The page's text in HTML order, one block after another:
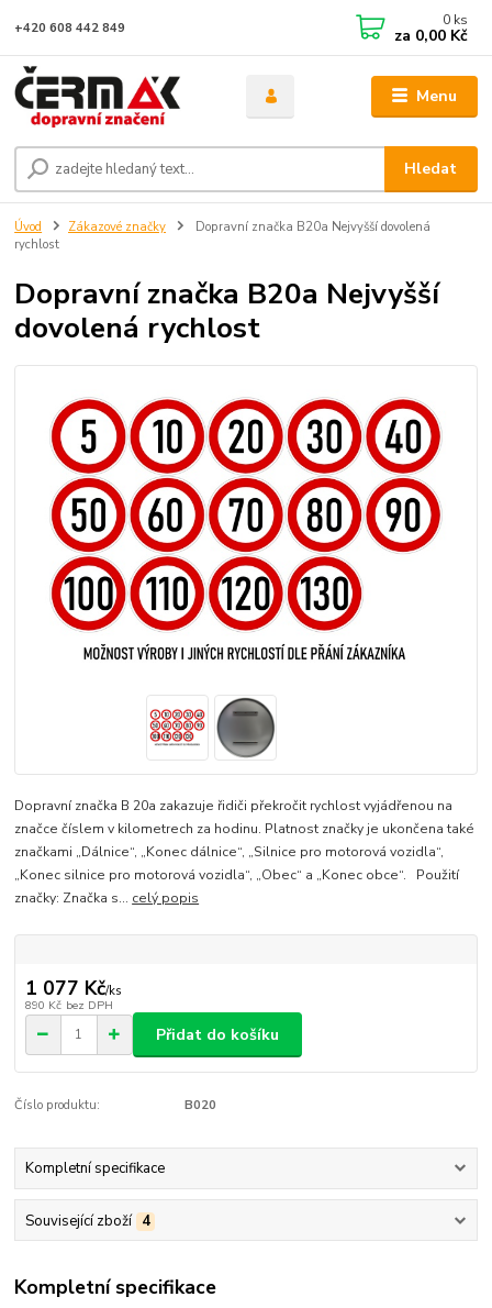
Menu
Hledat
+420 608 442 849 0 ks
za 0,00 Kč
Úvod Zákazové značky
Dopravní značka B20a Nejvyšší dovolená
rychlost
Dopravní značka B20a Nejvyšší
dovolená rychlost
Dopravní značka B 20a zakazuje řidiči překročit rychlost vyjádřenou na
značce číslem v kilometrech za hodinu. Platnost značky je ukončena také
značkami „Dálnice“, „Konec dálnice“, „Silnice pro motorová vozidla“,
„Konec silnice pro motorová vozidla“, „Obec“ a „Konec obce“. Použití
značky: Značka s... celý popis
1 077 Kč/ks
890 Kč bez DPH
Přidat do košíku
Číslo produktu: B020
Kompletní specifikace
Související zboží 4
Kompletní specifikace